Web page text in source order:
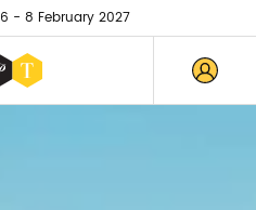
6 - 8 February 2027